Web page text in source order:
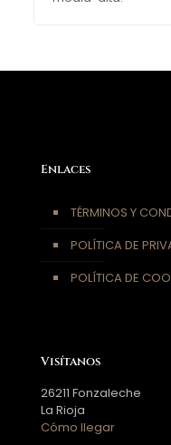
Enlaces
TÉRMINOS Y
POLÍTICA DE
POLÍTICA DE
Visítanos
26211 Fonzaleche
La Rioja
Cómo llegar